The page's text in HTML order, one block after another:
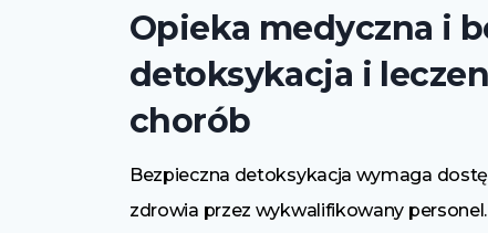
Opieka medyczna i
detoksykacja i
chorób
Bezpieczna detoksykacja wymaga
zdrowia przez wykwalifikowany